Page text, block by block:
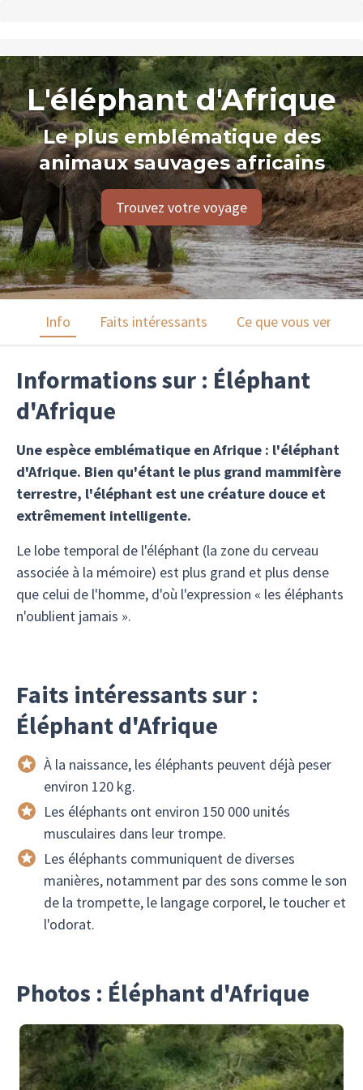
L'éléphant d'Afrique
Le plus emblématique des
animaux sauvages africains
Trouvez votre voyage
Info Faits intéressants Ce que vous verrez
Informations sur : Éléphant
d'Afrique
Une espèce emblématique en Afrique : l'éléphant
d'Afrique. Bien qu'étant le plus grand mammifère
terrestre, l'éléphant est une créature douce et
extrêmement intelligente.
Le lobe temporal de l'éléphant (la zone du cerveau
associée à la mémoire) est plus grand et plus dense
que celui de l'homme, d'où l'expression « les éléphants
n'oublient jamais ».
Faits intéressants sur :
Éléphant d'Afrique
À la naissance, les éléphants peuvent déjà peser
environ 120 kg.
Les éléphants ont environ 150 000 unités
musculaires dans leur trompe.
Les éléphants communiquent de diverses
manières, notamment par des sons comme le son
de la trompette, le langage corporel, le toucher et
l'odorat.
Photos : Éléphant d'Afrique